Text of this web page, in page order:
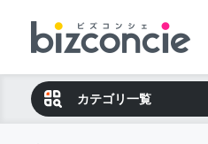
カテゴリ一覧